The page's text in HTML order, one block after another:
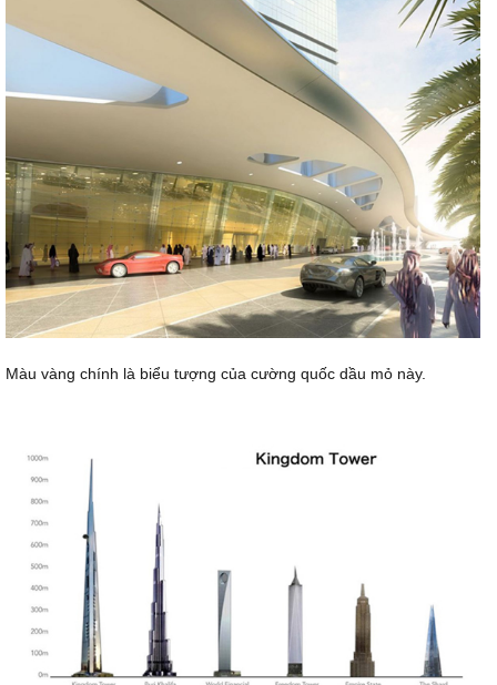
Màu vàng chính là biểu tượng của cường quốc dầu mỏ này.